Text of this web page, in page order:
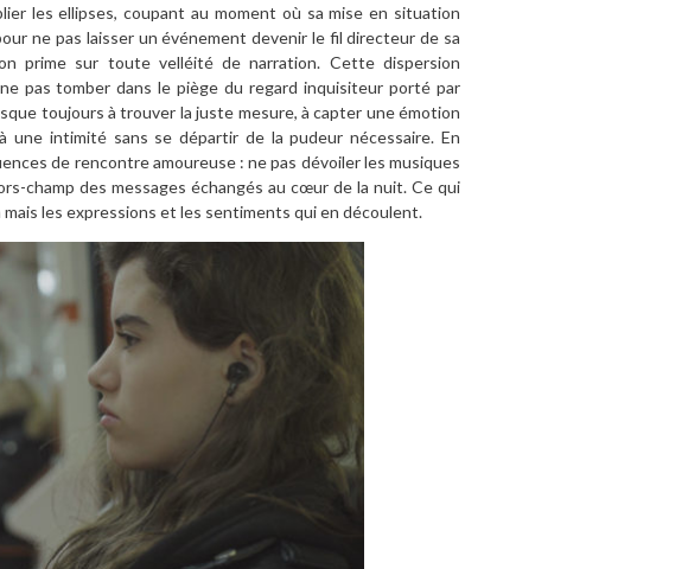
les ellipses, coupant au moment où sa mise en situation
ne pas laisser un événement devenir le fil directeur de sa
prime sur toute velléité de narration. Cette dispersion
pas tomber dans le piège du regard inquisiteur porté par
toujours à trouver la juste mesure, à capter une émotion
une intimité sans se départir de la pudeur nécessaire. En
de rencontre amoureuse : ne pas dévoiler les musiques
champ des messages échangés au cœur de la nuit. Ce qui
les expressions et les sentiments qui en découlent.